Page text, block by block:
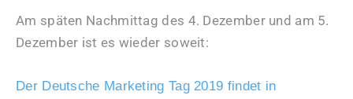
Am späten Nachmittag des 4. Dezember und am 5.
Dezember ist es wieder soweit:
Der Deutsche Marketing Tag 2019 findet in